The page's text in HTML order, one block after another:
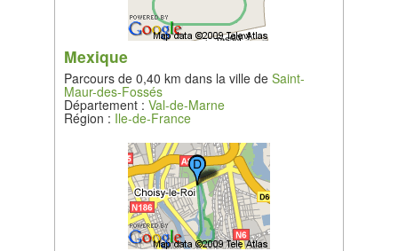
Mexique
Parcours de 0,40 km dans la ville deSaint-
Maur-des-Fossés
Département :Val-de-Marne
Région : Ile-de-France